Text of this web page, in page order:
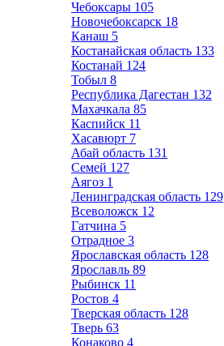
Чебоксары 105
Новочебоксарск 18
Канаш 5
Костанайская область 133
Костанай 124
Тобыл 8
Республика Дагестан 132
Махачкала 85
Каспийск 11
Хасавюрт 7
Абай область 131
Семей 127
Аягоз 1
Ленинградская область 129
Всеволожск 12
Гатчина 5
Отрадное 3
Ярославская область 128
Ярославль 89
Рыбинск 11
Ростов 4
Тверская область 128
Тверь 63
Конаково 4